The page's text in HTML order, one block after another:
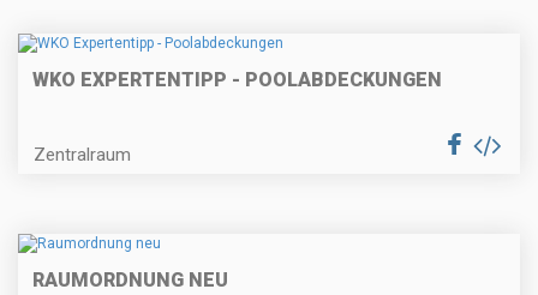
WKO EXPERTENTIPP - POOLABDECKUNGEN
Zentralraum
RAUMORDNUNG NEU